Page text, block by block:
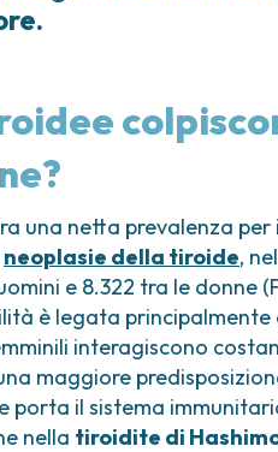
una netta prevalenza per
neoplasie della tiroide,
e 8.322 tra le donne
è legata principalmente
interagiscono
maggiore
porta il sistema
nella tiroidite di